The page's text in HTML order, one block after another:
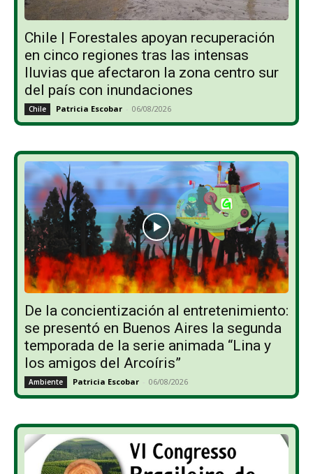
Chile | Forestales apoyan recuperación
en cinco regiones tras las intensas
lluvias que afectaron la zona centro sur
del país con inundaciones
Chile Patricia Escobar - 06/08/2026
De la concientización al entretenimiento:
se presentó en Buenos Aires la segunda
temporada de la serie animada “Lina y
los amigos del Arcoíris”
Ambiente Patricia Escobar - 06/08/2026